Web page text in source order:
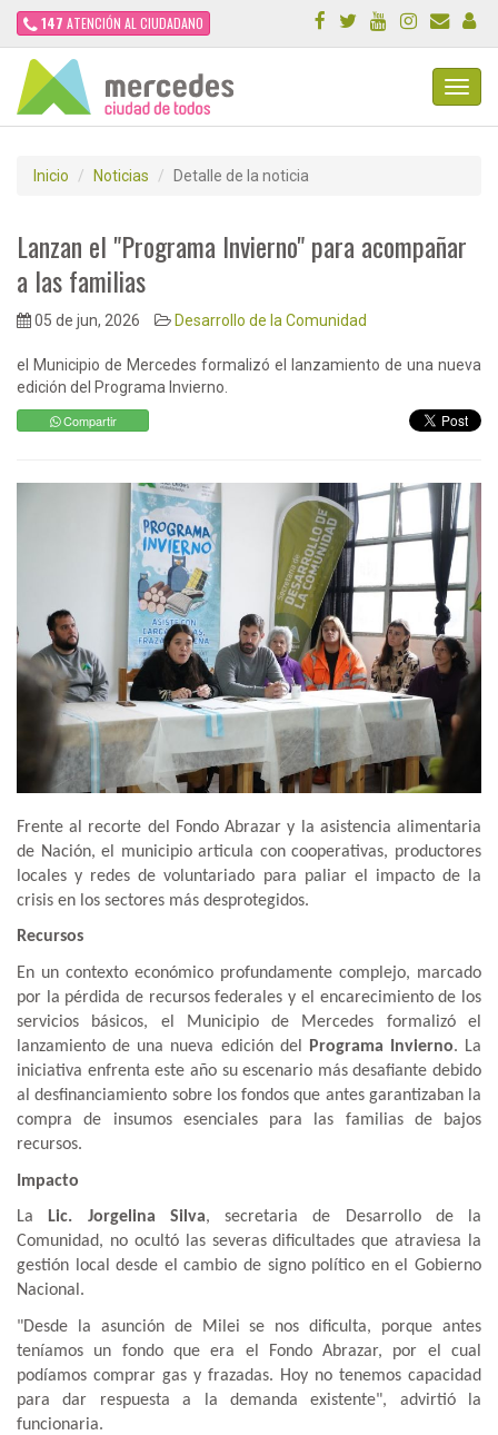
147 ATENCIÓN AL CIUDADANO
Inicio Noticias Detalle de la noticia
Lanzan el "Programa Invierno" para acompañar
a las familias
05 de jun, 2026 Desarrollo de la Comunidad
el Municipio de Mercedes formalizó el lanzamiento de una nueva
edición del Programa Invierno.
Compartir
Frente al recorte del Fondo Abrazar y la asistencia alimentaria
de Nación, el municipio articula con cooperativas, productores
locales y redes de voluntariado para paliar el impacto de la
crisis en los sectores más desprotegidos.
Recursos
En un contexto económico profundamente complejo, marcado
por la pérdida de recursos federales y el encarecimiento de los
servicios básicos, el Municipio de Mercedes formalizó el
lanzamiento de una nueva edición del
Programa Invierno. La
iniciativa enfrenta este año su escenario más desafiante debido
al desfinanciamiento sobre los fondos que antes garantizaban la
compra de insumos esenciales para las familias de bajos
recursos.
Impacto
LaLic. Jorgelina Silva, secretaria de Desarrollo de la
Comunidad, no ocultó las severas dificultades que atraviesa la
gestión local desde el cambio de signo político en el Gobierno
Nacional.
"Desde la asunción de Milei se nos dificulta, porque antes
teníamos un fondo que era el Fondo Abrazar, por el cual
podíamos comprar gas y frazadas. Hoy no tenemos capacidad
para dar respuesta a la demanda existente", advirtió la
funcionaria.